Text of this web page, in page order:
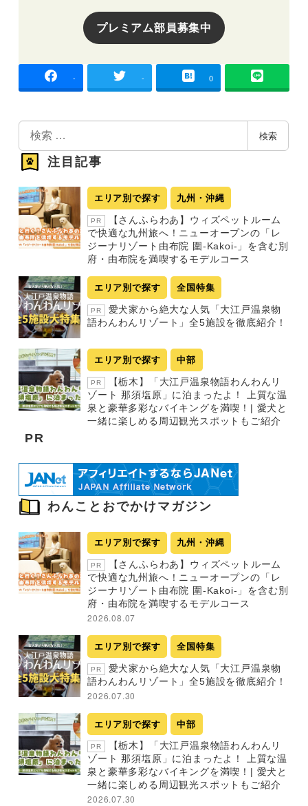
プレミアム部員募集中
- - 0
索
検索
注目記事
エリア別で探す 九州・沖縄
PR
【さんふらわあ】ウィズペットルーム
で快適な九州旅へ！ニューオープンの「レ
ジーナリゾート由布院 圍-Kakoi-」を含む別
府・由布院を満喫するモデルコース
エリア別で探す 全国特集
PR
愛犬家から絶大な人気「大江戸温泉物
語わんわんリゾート」全5施設を徹底紹介！
エリア別で探す 中部
PR
【栃木】「大江戸温泉物語わんわんリ
ゾート 那須塩原」に泊まったよ！ 上質な温
泉と豪華多彩なバイキングを満喫！| 愛犬と
一緒に楽しめる周辺観光スポットもご紹介
PR
わんことおでかけマガジン
エリア別で探す 九州・沖縄
PR
【さんふらわあ】ウィズペットルーム
で快適な九州旅へ！ニューオープンの「レ
ジーナリゾート由布院 圍-Kakoi-」を含む別
府・由布院を満喫するモデルコース
2026.08.07
エリア別で探す 全国特集
PR
愛犬家から絶大な人気「大江戸温泉物
語わんわんリゾート」全5施設を徹底紹介！
2026.07.30
エリア別で探す 中部
PR
【栃木】「大江戸温泉物語わんわんリ
ゾート 那須塩原」に泊まったよ！ 上質な温
泉と豪華多彩なバイキングを満喫！| 愛犬と
一緒に楽しめる周辺観光スポットもご紹介
2026.07.30